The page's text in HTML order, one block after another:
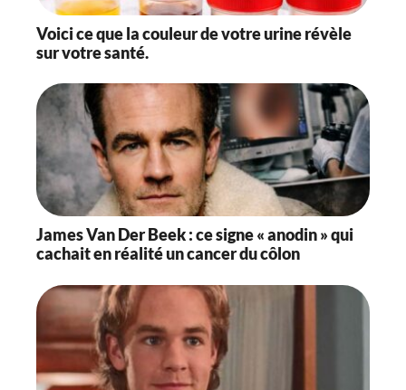
Voici ce que la couleur de votre urine révèle
sur votre santé.
James Van Der Beek : ce signe « anodin » qui
cachait en réalité un cancer du côlon